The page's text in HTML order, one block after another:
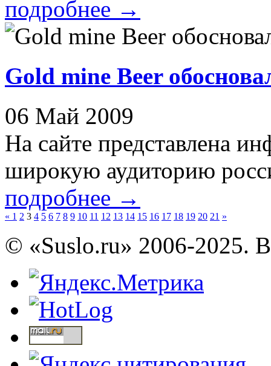
подробнее →
Gold mine Beer
06 Май 2009
На сайте представлена
широкую аудиторию
подробнее →
« 1 2 3 4 5 6 7 8 9 10 11 12 13 14 15 16 17 18 19 20 21 »
© «Suslo.ru» 2006-2025.